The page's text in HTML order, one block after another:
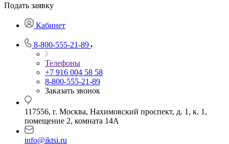
Подать заявку
Кабинет
8-800-555-21-89
Телефоны
+7 916 004 58 58
8-800-555-21-89
Заказать звонок
117556, г. Москва, Нахимовский проспект, д. 1, к. 1,
помещение 2, комната 14А
info@iktsi.ru